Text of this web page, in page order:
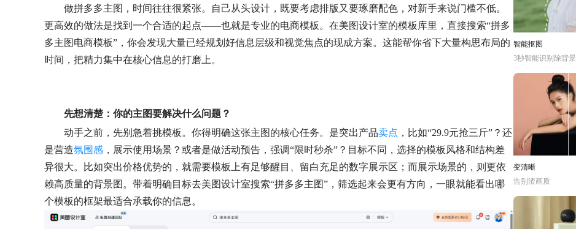
做拼多多主图，时间往往很紧张。自己从头设计，既要考虑排版又要琢磨配色，对新手来说门槛不低。
更高效的做法是找到一个合适的起点——也就是专业的电商模板。在美图设计室的模板库里，直接搜索“拼多
多主图电商模板”，你会发现大量已经规划好信息层级和视觉焦点的现成方案。这能帮你省下大量构思布局的
时间，把精力集中在核心信息的打磨上。
先想清楚：你的主图要解决什么问题？
动手之前，先别急着挑模板。你得明确这张主图的核心任务。是突出产品卖点 ，比如“29.9元抢三斤”？还
是营造氛围感 ，展示使用场景？或者是做活动预告，强调“限时秒杀”？目标不同，选择的模板风格和结构差
异很大。比如突出价格优势的，就需要模板上有足够醒目、留白充足的数字展示区；而展示场景的，则更依
赖高质量的背景图。带着明确目标去美图设计室搜索“拼多多主图”，筛选起来会更有方向，一眼就能看出哪
个模板的框架最适合承载你的信息。
智能抠图
3秒智能识别除背景
变清晰
告别渣画质